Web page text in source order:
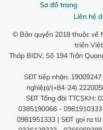
Sơ đồ trang
Liên hệ
© Bản quyền 2018 thuộc về
triển
Tháp BIDV, Số 194 Trần
SĐT tiếp nhận:
nghiệp)/(+84-24)
SĐT Tổng đài TTCSKH:
0385190066 -
0981951333 | SĐT gọi ra